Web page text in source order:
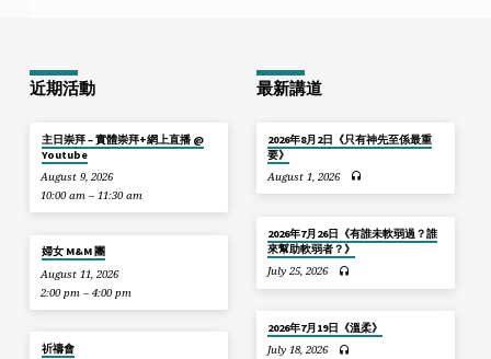
近期活動
主日崇拜 – 實體崇拜+網上直播 @
Youtube
August 9, 2026
10:00 am – 11:30 am
婦女 M&M 團
August 11, 2026
2:00 pm – 4:00 pm
祈禱會
最新講道
2026年8月2日《只有神先至係最重
要》
August 1, 2026
2026年7月26日《有誰未軟弱過？誰
來幫助軟弱者？》
July 25, 2026
2026年7月19日《溫柔》
July 18, 2026